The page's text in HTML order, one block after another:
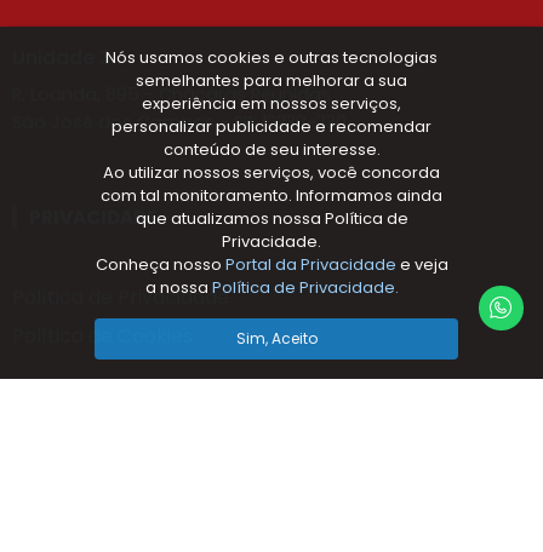
Unidade 3
R. Loanda, 895 - Chácaras Reunidas
São José dos Campos - SP, 12238-330.
PRIVACIDADE
Política de Privacidade
Nós usamos cookies e outras tecnologias
semelhantes para melhorar a sua
experiência em nossos serviços,
personalizar publicidade e recomendar
conteúdo de seu interesse.
Ao utilizar nossos serviços, você concorda
com tal monitoramento. Informamos ainda
que atualizamos nossa Política de
Privacidade.
Conheça nosso Portal da Privacidade e veja
a nossa Política de Privacidade.
Sim, Aceito